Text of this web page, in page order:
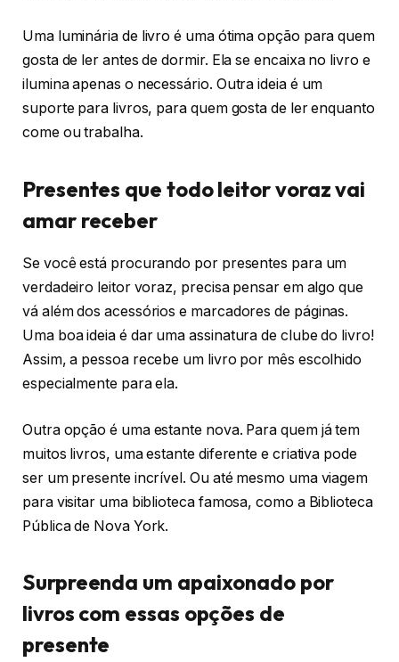
Uma luminária de livro é uma ótima opção para quem
gosta de ler antes de dormir. Ela se encaixa no livro e
ilumina apenas o necessário. Outra ideia é um
suporte para livros, para quem gosta de ler enquanto
come ou trabalha.
Presentes que todo leitor voraz vai
amar receber
Se você está procurando por presentes para um
verdadeiro leitor voraz, precisa pensar em algo que
vá além dos acessórios e marcadores de páginas.
Uma boa ideia é dar uma assinatura de clube do livro!
Assim, a pessoa recebe um livro por mês escolhido
especialmente para ela.
Outra opção é uma estante nova. Para quem já tem
muitos livros, uma estante diferente e criativa pode
ser um presente incrível. Ou até mesmo uma viagem
para visitar uma biblioteca famosa, como a Biblioteca
Pública de Nova York.
Surpreenda um apaixonado por
livros com essas opções de
presente